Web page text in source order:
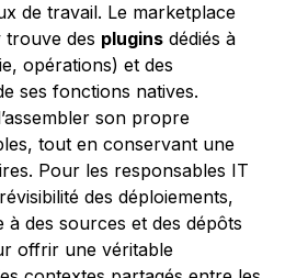
de travail. Le marketplace
trouve des plugins dédiés à
opérations) et des
ses fonctions natives.
son propre
tout en conservant une
Pour les responsables IT
des déploiements,
des sources et des dépôts
offrir une véritable